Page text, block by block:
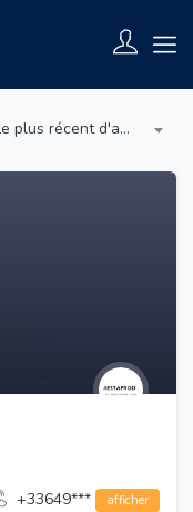
Le plus récent d'abord
+33649*** afficher